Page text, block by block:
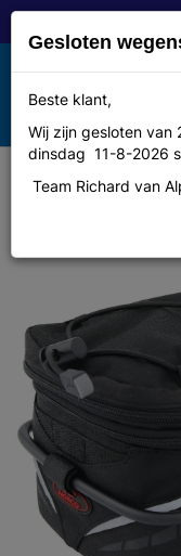
Toggle
navigation
MENU
Norco
Gesloten
Beste klant,
Wij zijn gesloten
dinsdag 11-8-2026
Team Richard van